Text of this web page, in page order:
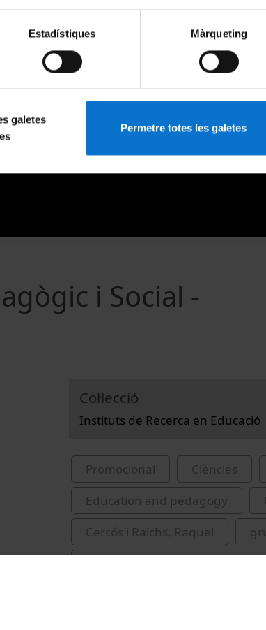
Estadístiques Màrqueting
galetes
Permetre totes les galetes
i Social -
Col·lecció
Instituts de Recerca en Educació
Promocional Ciències
Education and pedagogy
Cercós i Raichs, Raquel